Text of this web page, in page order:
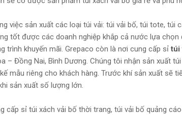
việc sản xuất các loại túi vải: túi vải bố, túi tote, túi
tốt được các doanh nghiệp khắp cả nước lựa
trình khuyến mãi. Grepaco còn là nơi cung cấp sỉtúi
– Đồng Nai, Bình Dương. Chúng tôi nhận sản xuất
mẫu riêng cho khách hàng. Trước khí sản xuất sẽ
sản xuất số lượng lớn.
cấp sỉ túi xách vải bố thời trang, túi vải bố quảng